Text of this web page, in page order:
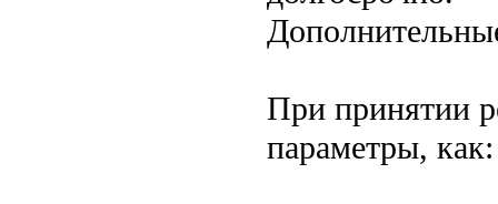
При принятии
параметры, как: